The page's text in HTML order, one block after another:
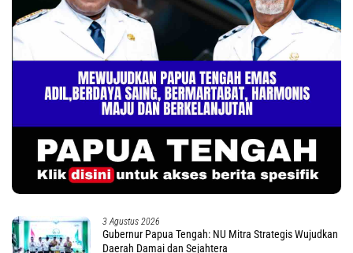
3 Agustus 2026
Gubernur Papua Tengah: NU Mitra Strategis Wujudkan
Daerah Damai dan Sejahtera